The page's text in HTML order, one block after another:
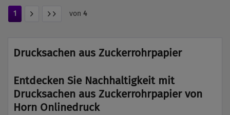
1 von 4
Drucksachen aus Zuckerrohrpapier
Entdecken Sie Nachhaltigkeit mit
Drucksachen aus Zuckerrohrpapier von
Horn Onlinedruck